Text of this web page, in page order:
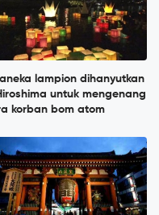
lampion dihanyutkan
untuk mengenang
korban bom atom